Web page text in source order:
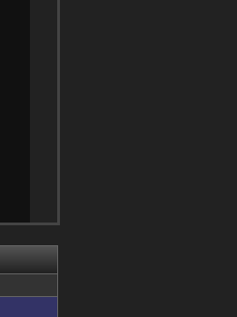
...